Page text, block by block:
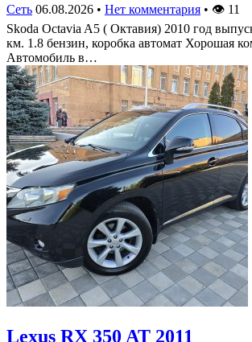
Сеть 06.08.2026 • Нет комментария • 👁 11
Skoda Octavia A5 ( Октавия) 2010 год
км. 1.8 бензин, коробка автомат Хорошая
Автомобиль в…
Lexus RX 350 AT 2011